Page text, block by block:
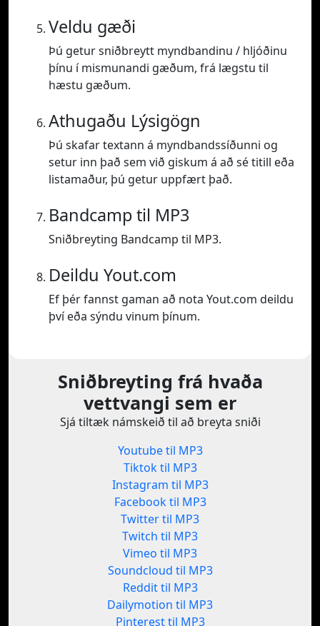
Veldu gæði
Þú getur sniðbreytt myndbandinu / hljóðinu
þínu í mismunandi gæðum, frá lægstu til
hæstu gæðum.
Athugaðu Lýsigögn
Þú skafar textann á myndbandssíðunni og
setur inn það sem við giskum á að sé titill eða
listamaður, þú getur uppfært það.
Bandcamp til MP3
Sniðbreyting Bandcamp til MP3.
Deildu Yout.com
Ef þér fannst gaman að nota Yout.com deildu
því eða sýndu vinum þínum.
Sniðbreyting frá hvaða
vettvangi sem er
Sjá tiltæk námskeið til að breyta sniði
Youtube til MP3
Tiktok til MP3
Instagram til MP3
Facebook til MP3
Twitter til MP3
Twitch til MP3
Vimeo til MP3
Soundcloud til MP3
Reddit til MP3
Dailymotion til MP3
Pinterest til MP3